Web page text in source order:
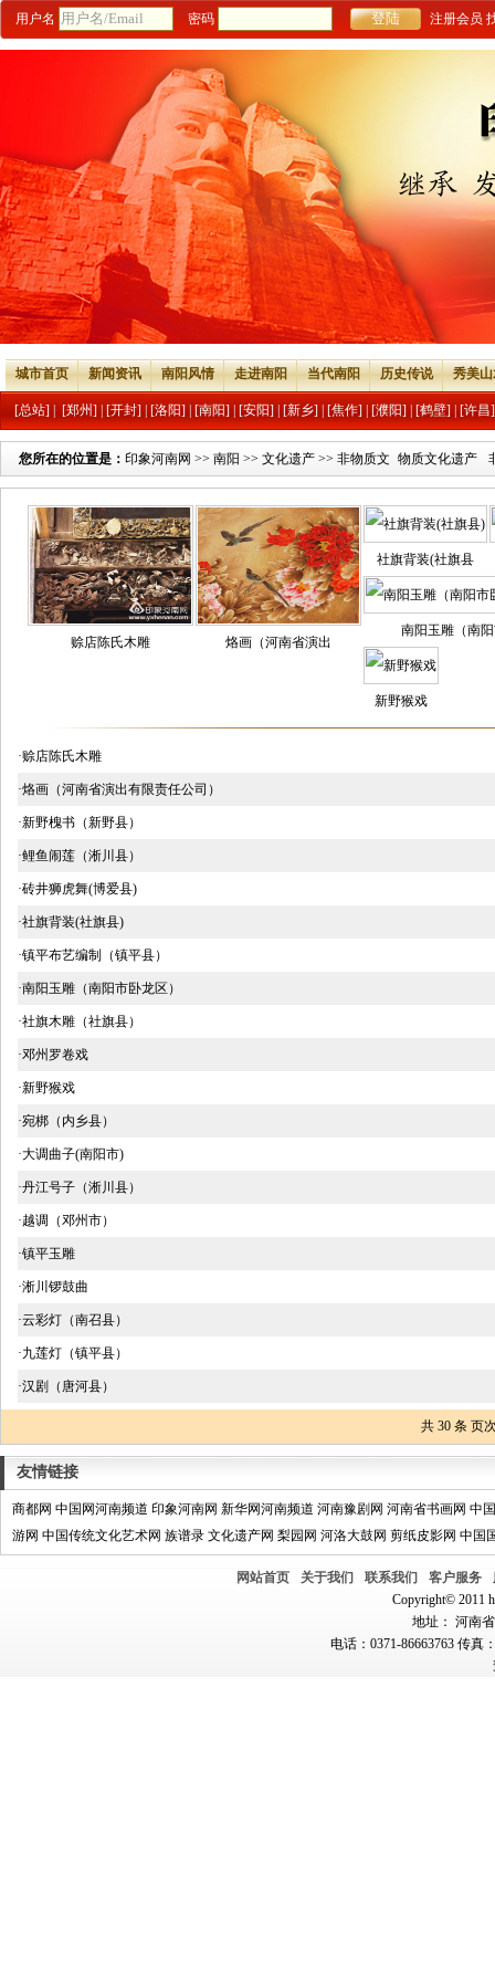
用户名 密码 注册会员
城市首页 新闻资讯 南阳风情 走进南阳 当代南阳 历史传说 秀美
[总站] [郑州] [开封] [洛阳] [南阳] [安阳] [新乡] [焦作] [濮阳] [鹤壁] [许昌]
物质文化遗产
您所在的位置是： 印象河南网 >> 南阳 >> 文化遗产 >> 非物质文
化遗产
赊店陈氏木雕 烙画（河南省演出
社旗背装(社旗县
南阳玉雕（南
新野猴戏
·赊店陈氏木雕
·烙画（河南省演出有限责任公司）
·新野槐书（新野县）
·鲤鱼闹莲（淅川县）
·砖井狮虎舞(博爱县)
·社旗背装(社旗县)
·镇平布艺编制（镇平县）
·南阳玉雕（南阳市卧龙区）
·社旗木雕（社旗县）
·邓州罗卷戏
·新野猴戏
·宛梆（内乡县）
·大调曲子(南阳市)
·丹江号子（淅川县）
·越调（邓州市）
·镇平玉雕
·淅川锣鼓曲
·云彩灯（南召县）
·九莲灯（镇平县）
·汉剧（唐河县）
共 30 条 页
友情链接
商都网 中国网河南频道 印象河南网 新华网河南频道 河南豫剧网 河南省书画网 中
游网 中国传统文化艺术网 族谱录 文化遗产网 梨园网 河洛大鼓网 剪纸皮影网 中国
网站首页 关于我们 联系我们 客户服务
Copyright© 2011
地址： 河南
电话：0371-86663763 传真